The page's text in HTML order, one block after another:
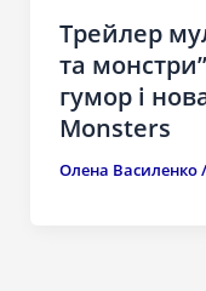
Трейлер
та
гумор і
Monsters
Олена Василенко/